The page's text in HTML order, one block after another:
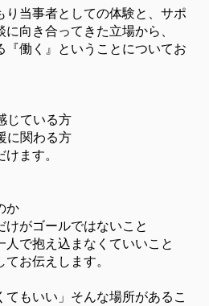
り当事者としての体験と、サポ
向き合ってきた立場から、
『働く』ということ についてお
じている方
に関わる方
ます。
か
がゴールではないこと
人で抱え込まなくていいこと
お伝えします。
てもいい」そんな場所があるこ